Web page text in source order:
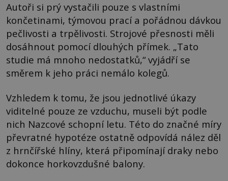
Autoři si prý vystačili pouze s vlastními
končetinami, týmovou prací a pořádnou dávkou
pečlivosti a trpělivosti. Strojové přesnosti měli
dosáhnout pomocí dlouhých přímek. „Tato
studie má mnoho nedostatků,“ vyjádří se
směrem k jeho práci nemálo kolegů.
Vzhledem k tomu, že jsou jednotlivé úkazy
viditelné pouze ze vzduchu, museli být podle
nich Nazcové schopní letu. Této do značné míry
převratné hypotéze ostatně odpovídá nález děl
z hrnčířské hlíny, která připomínají draky nebo
dokonce horkovzdušné balony.